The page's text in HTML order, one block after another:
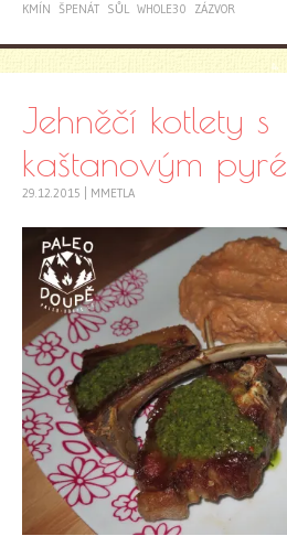
KMÍN
ŠPENÁT SŮL WHOLE30 ZÁZVOR
Jehněčí kotlety s
kaštanovým pyré
29.12.2015 MMETLA